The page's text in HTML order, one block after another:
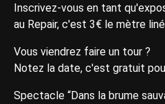
Inscrivez-vous en tant
au Repair, c'est 3€ le mètre
Vous viendrez faire un tour ?
Notez la date, c'est gratuit
Spectacle “Dans la brume